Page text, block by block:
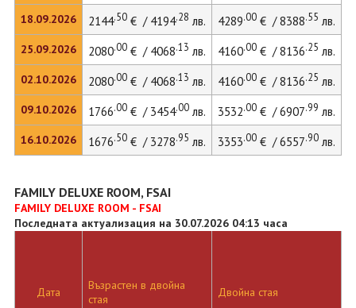
18.09.2026
25.09.2026
02.10.2026
09.10.2026
16.10.2026
2144.50€ / 4194.28 лв. 4289.00€ / 8388.55 лв.
2080.00€ / 4068.13 лв. 4160.00€ / 8136.25 лв.
2080.00€ / 4068.13 лв. 4160.00€ / 8136.25 лв.
1766.00€ / 3454.00лв. 3532.00€ / 6907.99 лв.
1676.50€ / 3278.95 лв. 3353.00€ / 6557.90лв.
FAMILY DELUXE ROOM, FSAI
FAMILY DELUXE ROOM - FSAI
Последната актуализация на 30.07.2026 04:13 часа
Дата
Възрастен в двойна
стая
Двойна стая